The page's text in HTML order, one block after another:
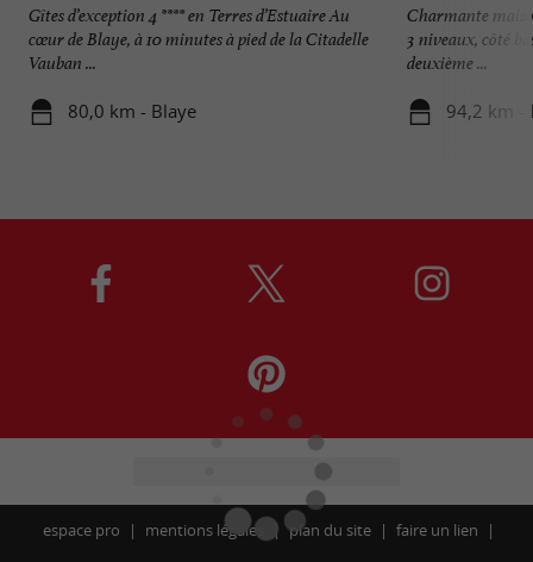
Gîtes d’exception 4 **** en Terres d’Estuaire Au
cœur de Blaye, à 10 minutes à pied de la Citadelle
Vauban ...
80,0 km - Blaye
Charmante
3 niveaux, côté
deuxième ...
94,2 km -
espace pro mentions légales plan du site
faire un lien